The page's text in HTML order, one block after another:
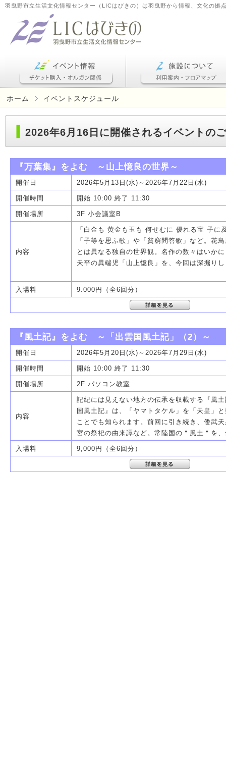
羽曳野市立生活文化情報センター（LICはびきの）は羽曳野から情報、文化の拠
ホーム イベントスケジュール
2026年6月16日に開催されるイベントの
『万葉集』をよむ ～山上憶良の世界～
開催日 2026年5月13日(水)～2026年7月22日(水)
開催時間 開始 10:00 終了 11:30
開催場所 3F 小会議室B
内容
「白金も 黄金も玉も 何せむに 優れる宝 子
「子等を思ふ歌」や「貧窮問答歌」など。花
とは異なる独自の世界観。名作の数々はいか
天平の異端児「山上憶良」を、今回は深掘り
入場料 9.000円（全6回分）
『風土記』をよむ ～「出雲国風土記」（2）～
開催日 2026年5月20日(水)～2026年7月29日(水)
開催時間 開始 10:00 終了 11:30
開催場所 2F パソコン教室
内容
記紀には見えない地方の伝承を収載する『風
国風土記』は、「ヤマトタケル」を「天皇」
ことでも知られます。前回に引き続き、倭武
宮の祭祀の由来譚など。常陸国の＂風土＂を
入場料 9,000円（全6回分）